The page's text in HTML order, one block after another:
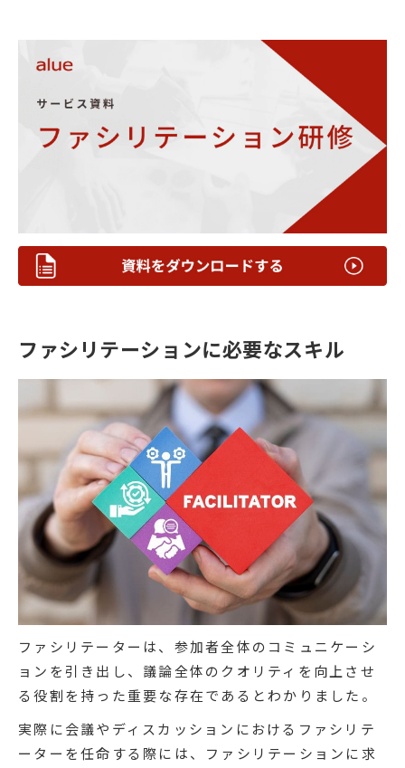
ファシリテーションに必要なスキル
ファシリテーターは、参加者全体のコミュニケーシ
ョンを引き出し、議論全体のクオリティを向上させ
る役割を持った重要な存在であるとわかりました。
実際に会議やディスカッションにおけるファシリテ
ーターを任命する際には、ファシリテーションに求